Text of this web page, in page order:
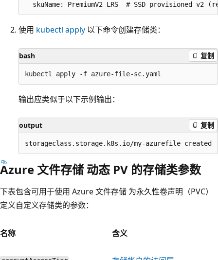
使用 kubectl apply 以下命令创建存储类：
bash 复制
输出应类似于以下示例输出：
output 复制
Azure 文件存储 动态 PV 的存储类参数
下表包含可用于使用 Azure 文件存储 为永久性卷声明（PVC）
定义自定义存储类的参数：
名称 含义